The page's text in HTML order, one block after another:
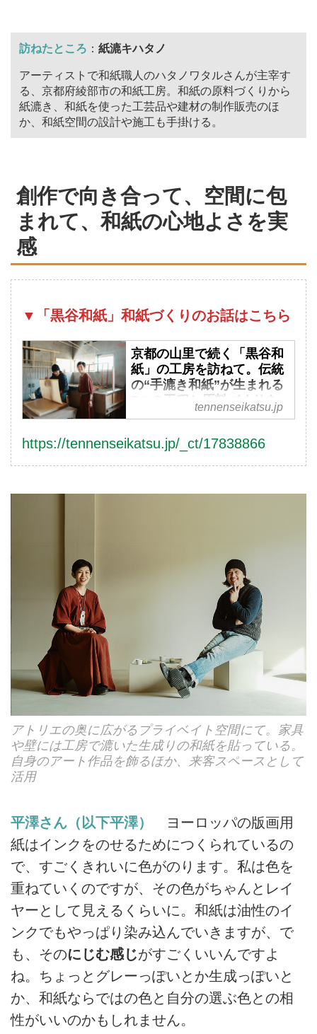
訪ねたところ ： 紙漉キハタノ
アーティストで和紙職人のハタノワタルさんが主宰す
る、京都府綾部市の和紙工房。和紙の原料づくりから
紙漉き、和紙を使った工芸品や建材の制作販売のほ
か、和紙空間の設計や施工も手掛ける。
創作で向き合って、空間に包
まれて、和紙の心地よさを実
感
▼「黒谷和紙」和紙づくりのお話はこちら
京都の山里で続く「黒谷和
紙」の工房を訪ねて。伝統
の“手漉き和紙”が生まれる
7つの工程と原料づくりを
拝見／ハタノワタルさん
さん（版画家・イラストレ
ーター） - 天然生活web
ね、和紙づくりの現場を見せて
もらいました。古くから続く
「黒谷和紙」のできる過程と紙
の原料づくりを紹介します。
（『天然生活』2025年5月号掲
tennenseikatsu.jp
https://tennenseikatsu.jp/_ct/17838866
アトリエの奥に広がるプライベイト空間にて。家具
や壁には工房で漉いた生成りの和紙を貼っている。
自身のアート作品を飾るほか、来客スペースとして
活用
平澤さん（以下平澤）
ヨーロッパの版画用
紙はインクをのせるためにつくられているの
で、すごくきれいに色がのります。私は色を
重ねていくのですが、その色がちゃんとレイ
ヤーとして見えるくらいに。和紙は油性のイ
ンクでもやっぱり染み込んでいきますが、で
も、そのにじむ感じがすごくいいんですよ
ね。ちょっとグレーっぽいとか生成っぽいと
か、和紙ならではの色と自分の選ぶ色との相
性がいいのかもしれません。